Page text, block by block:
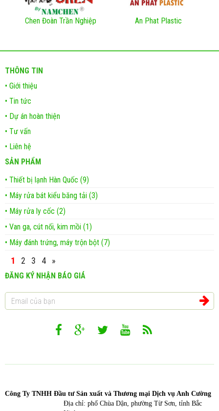
Chen Đoàn Trần Nghiệp An Phat Plastic
THÔNG TIN
• Giới thiệu
• Tin tức
• Dự án hoàn thiện
• Tư vấn
• Liên hệ
SẢN PHẨM
• Thiết bị lạnh Hàn Quốc (9)
• Máy rửa bát kiểu băng tải (3)
• Máy rửa ly cốc (2)
• Van ga, cút nối, kim mồi (1)
• Máy đánh trứng, máy trộn bột (7)
1 2 3 4 »
ĐĂNG KÝ NHẬN BÁO GIÁ
Công Ty TNHH Đầu tư Sản xuất và Thương mại Dịch vụ Anh Cường
Địa chỉ: phố Chùa Dận, phường Từ Sơn, tỉnh Bắc